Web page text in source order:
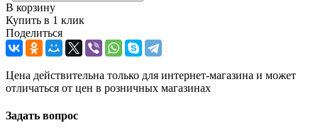
В корзину
Купить в 1 клик
Поделиться
Цена действительна только для интернет-магазина и может
отличаться от цен в розничных магазинах
Задать вопрос